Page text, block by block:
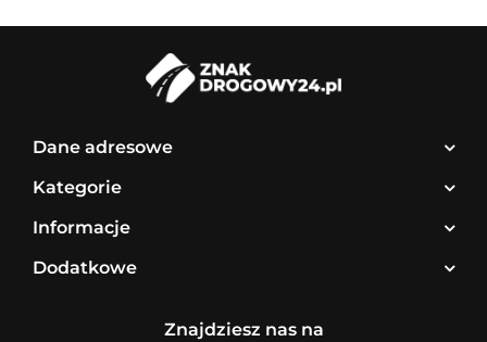
Dane adresowe
Kategorie
Informacje
Dodatkowe
Znajdziesz nas na